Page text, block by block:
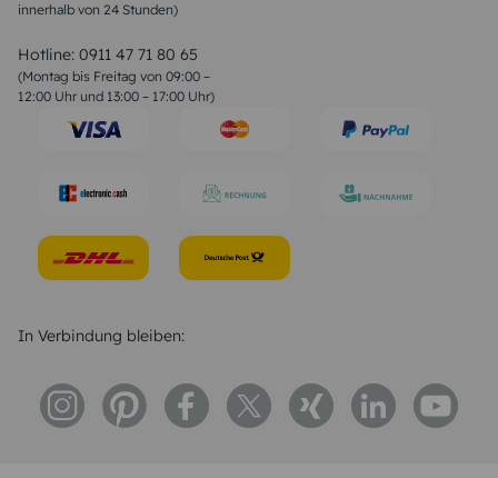
innerhalb von 24 Stunden)
Hotline: 0911 47 71 80 65
(Montag bis Freitag von 09:00 –
12:00 Uhr und 13:00 – 17:00 Uhr)
Weihnachtsgedichte
Liebessprüche
Geburtstagssprüche
Trauersprüche
Konfirmation Glückwünsche
In Verbindung bleiben: